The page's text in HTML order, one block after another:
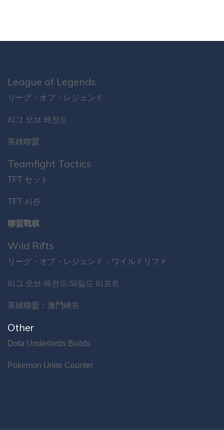
League of Legends
リーグ・オブ・レジェンド
리그 오브 레전드
英雄聯盟
Teamfight Tactics
TFT セット
TFT 시즌
聯盟戰棋
Wild Rifts
リーグ・オブ・レジェンド：ワイルドリフト
리그 오브 레전드:와일드 리프트
英雄聯盟：激鬥峽谷
Other
Dota Underlords Builds
Pokemon Unite Counter